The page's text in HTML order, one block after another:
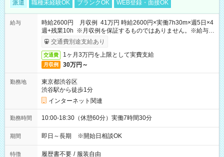
派遣 職種未経験OK ブランクOK WEB登録・面接OK
給与
時給2600円 月収例 41万円 時給2600円×実働7h30m×週5日×4
週+残業10h ※月収例を保証するものではありません。※給与即
受取りサービス利用可（利用条件有）
交通費別途支給あり
交通費 1ヶ月3万円を上限として実費支給
月収例 30万円～
勤務地
東京都渋谷区
渋谷駅から徒歩1分
インターネット関連
勤務時間 10:00-18:30（休憩60分）実働7時間30分
期間 即日～長期 ※開始日相談OK
特徴 履歴書不要 / 服装自由